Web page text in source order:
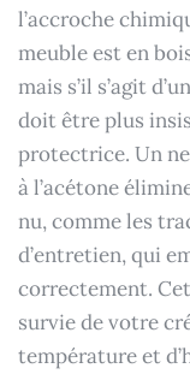
l’accroche
meuble est en
mais s’il s’agit
doit être plus
protectrice. Un
à l’acétone
nu, comme les
d’entretien, qui
correctement.
survie de votre
température et